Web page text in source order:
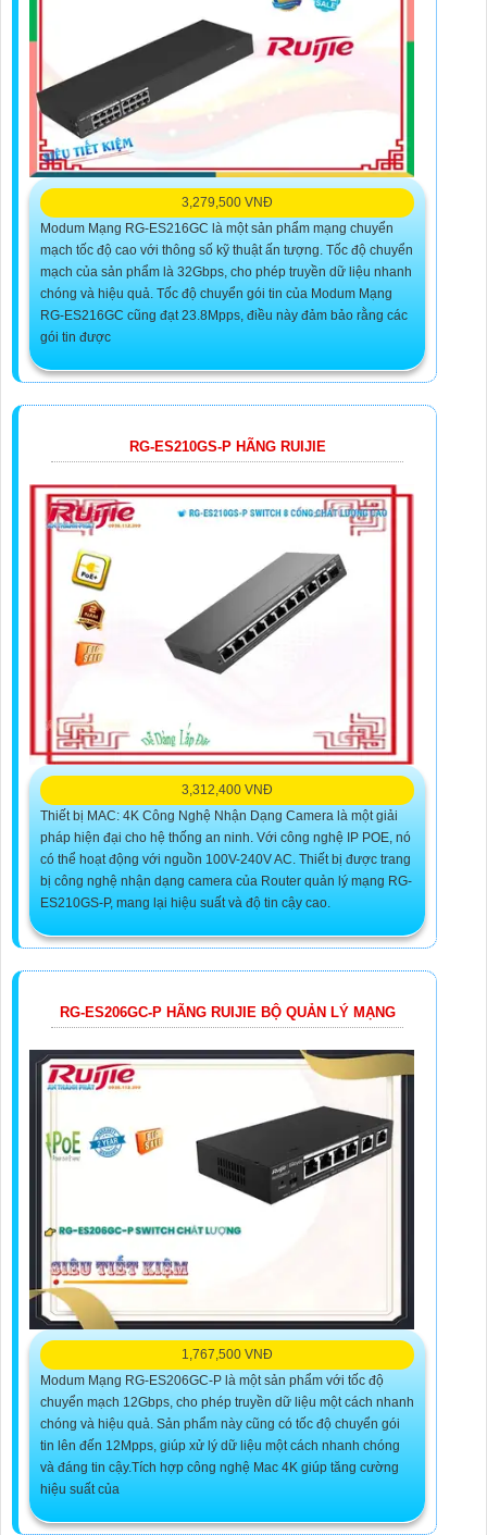
3,279,500 VNĐ
Modum Mạng RG-ES216GC là một sản phẩm mạng chuyển
mạch tốc độ cao với thông số kỹ thuật ấn tượng. Tốc độ chuyển
mạch của sản phẩm là 32Gbps, cho phép truyền dữ liệu nhanh
chóng và hiệu quả. Tốc độ chuyển gói tin của Modum Mạng
RG-ES216GC cũng đạt 23.8Mpps, điều này đảm bảo rằng các
gói tin được
RG-ES210GS-P HÃNG RUIJIE
3,312,400 VNĐ
Thiết bị MAC: 4K Công Nghệ Nhận Dạng Camera là một giải
pháp hiện đại cho hệ thống an ninh. Với công nghệ IP POE, nó
có thể hoạt động với nguồn 100V-240V AC. Thiết bị được trang
bị công nghệ nhận dạng camera của Router quản lý mạng RG-
ES210GS-P, mang lại hiệu suất và độ tin cậy cao.
RG-ES206GC-P HÃNG RUIJIE BỘ QUẢN LÝ MẠNG
1,767,500 VNĐ
Modum Mạng RG-ES206GC-P là một sản phẩm với tốc độ
chuyển mạch 12Gbps, cho phép truyền dữ liệu một cách nhanh
chóng và hiệu quả. Sản phẩm này cũng có tốc độ chuyển gói
tin lên đến 12Mpps, giúp xử lý dữ liệu một cách nhanh chóng
và đáng tin cậy.Tích hợp công nghệ Mac 4K giúp tăng cường
hiệu suất của